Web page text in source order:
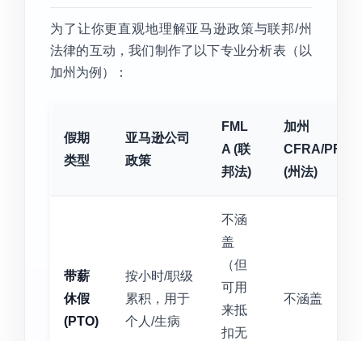
为了让你更直观地理解亚马逊政策与联邦/州
法律的互动，我们制作了以下专业分析表（以
加州为例）：
假期
类型
亚马逊公司
政策
FML
A (联
邦法)
加州
CFRA/PFML
(州法)
带薪
休假
(PTO)
按小时/职级
累积，用于
个人/生病
不涵
盖
（但
可用
来抵
扣无
不涵盖